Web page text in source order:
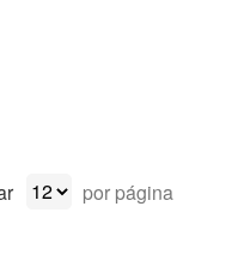
por página